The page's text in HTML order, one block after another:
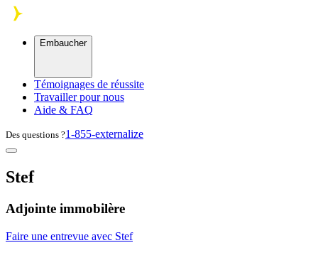
Skip to main content
Embaucher
Témoignages de réussite
Travailler pour nous
Aide & FAQ
Des questions ?1-855-externalize
Stef
Adjointe immobilère
Faire une entrevue avec Stef